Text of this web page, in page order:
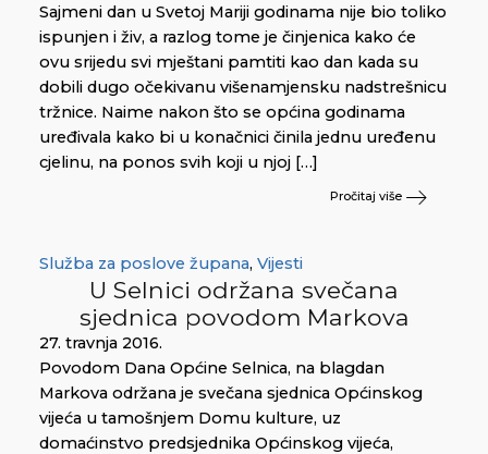
Sajmeni dan u Svetoj Mariji godinama nije bio toliko
ispunjen i živ, a razlog tome je činjenica kako će
ovu srijedu svi mještani pamtiti kao dan kada su
dobili dugo očekivanu višenamjensku nadstrešnicu
tržnice. Naime nakon što se općina godinama
uređivala kako bi u konačnici činila jednu uređenu
cjelinu, na ponos svih koji u njoj […]
Pročitaj više
Služba za poslove župana, Vijesti
U Selnici održana svečana
sjednica povodom Markova
27. travnja 2016.
Povodom Dana Općine Selnica, na blagdan
Markova održana je svečana sjednica Općinskog
vijeća u tamošnjem Domu kulture, uz
domaćinstvo predsjednika Općinskog vijeća,